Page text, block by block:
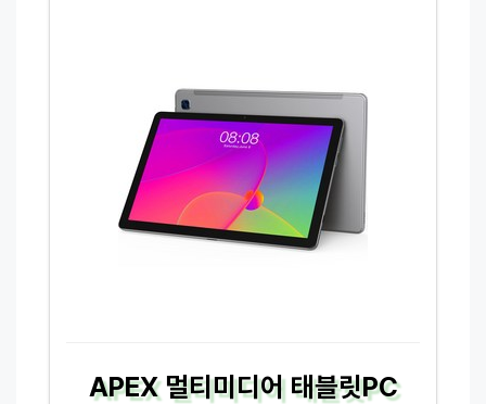
APEX 멀티미디어 태블릿PC